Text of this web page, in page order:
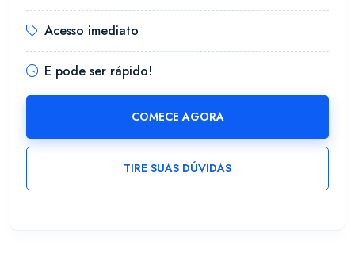
Acesso imediato
E pode ser rápido!
COMECE AGORA
TIRE SUAS DÚVIDAS